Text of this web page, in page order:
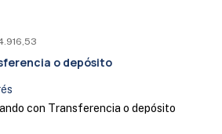
o depósito
con Transferencia o depósito